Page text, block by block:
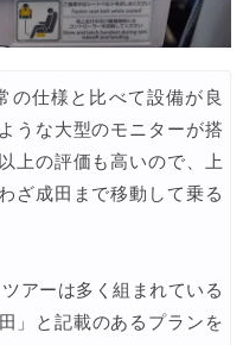
の仕様と比べて設備が良
うな大型のモニターが搭
上の評価も高いので、上
ざ成田まで移動して乗る
アーは多く組まれている
」と記載のあるプランを